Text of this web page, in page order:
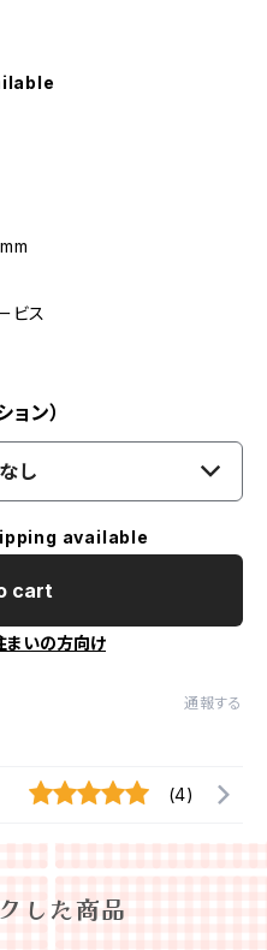
ビス
ン）
し
available
cart
まいの方向け
通報する
(4)
した商品